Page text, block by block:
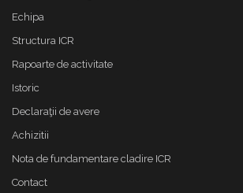
Echipa
Structura ICR
Rapoarte de activitate
Istoric
Declaraţii de avere
Achizitii
Nota de fundamentare cladire ICR
Contact